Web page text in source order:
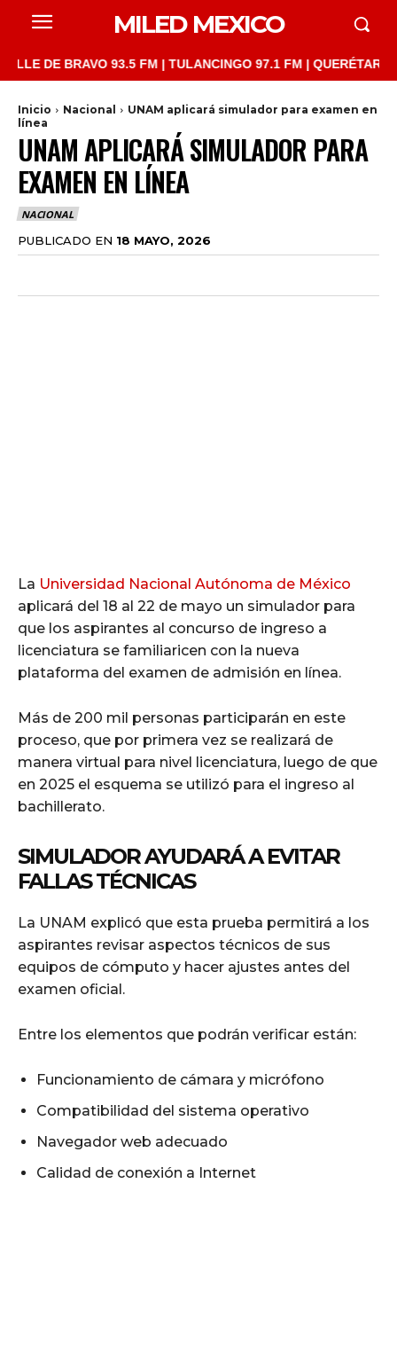
MILED MEXICO
DE BRAVO 93.5 FM | TULANCINGO 97.1 FM | QUERÉTARO
Inicio Nacional
UNAM aplicará simulador para examen en
línea
UNAM APLICARÁ SIMULADOR PARA
EXAMEN EN LÍNEA
NACIONAL
PUBLICADO EN 18 MAYO, 2026
La Universidad Nacional Autónoma de México
aplicará del 18 al 22 de mayo un simulador para
que los aspirantes al concurso de ingreso a
licenciatura se familiaricen con la nueva
plataforma del examen de admisión en línea.
Más de 200 mil personas participarán en este
proceso, que por primera vez se realizará de
manera virtual para nivel licenciatura, luego de que
en 2025 el esquema se utilizó para el ingreso al
bachillerato.
SIMULADOR AYUDARÁ A EVITAR
FALLAS TÉCNICAS
La UNAM explicó que esta prueba permitirá a los
aspirantes revisar aspectos técnicos de sus
equipos de cómputo y hacer ajustes antes del
examen oficial.
Entre los elementos que podrán verificar están:
Funcionamiento de cámara y micrófono
Compatibilidad del sistema operativo
Navegador web adecuado
Calidad de conexión a Internet